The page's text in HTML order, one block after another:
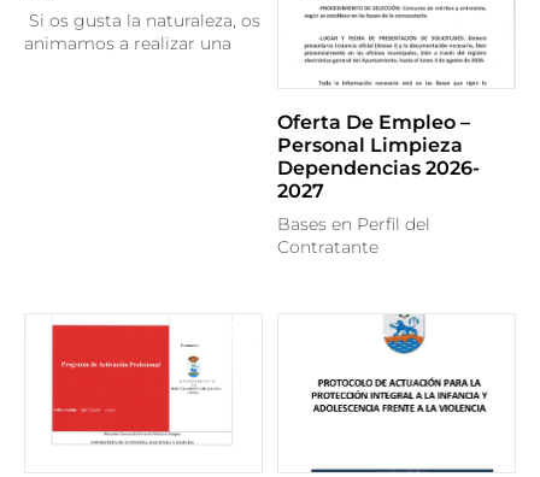
Si os gusta la naturaleza, os
animamos a realizar una
Oferta De Empleo –
Personal Limpieza
Dependencias 2026-
2027
Bases en Perfil del
Contratante